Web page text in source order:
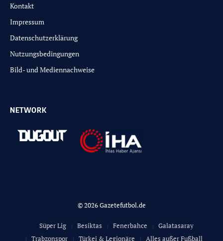
Kontakt
Impressum
Datenschutzerklärung
Nutzungsbedingungen
Bild- und Mediennachweise
NETWORK
© 2026 Gazetefutbol.de
Süper Lig Besiktas Fenerbahce
Galatasaray
Trabzonspor
Türkei & Legionäre Alles außer Fußball